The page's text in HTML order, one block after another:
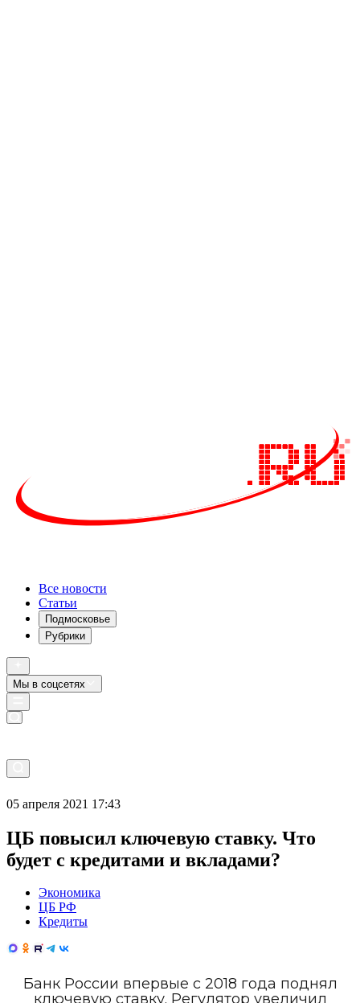
Все новости
Статьи
Подмосковье
Рубрики
Мы в соцсетях
05 апреля 2021 17:43
ЦБ повысил ключевую ставку. Что
будет с кредитами и вкладами?
Экономика
ЦБ РФ
Кредиты
Банк России впервые с 2018 года поднял
ключевую ставку. Регулятор увеличил